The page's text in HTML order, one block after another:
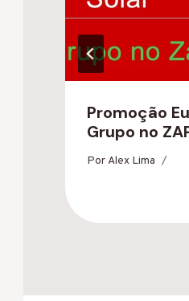
Promoção
Grupo no
PorAlex Lima